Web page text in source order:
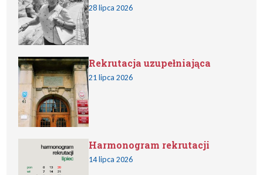
28 lipca 2026
Rekrutacja uzupełniająca
21 lipca 2026
Harmonogram rekrutacji
14 lipca 2026